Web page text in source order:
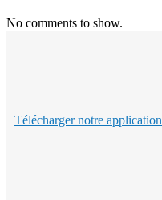
No comments to show.
Télécharger notre application